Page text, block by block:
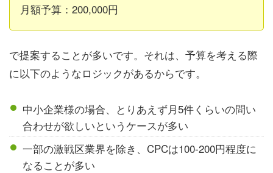
月額予算：200,000円
で提案することが多いです。それは、予算を考える際
に以下のようなロジックがあるからです。
中小企業様の場合、とりあえず月5件くらいの問い
合わせが欲しいというケースが多い
一部の激戦区業界を除き、CPCは100-200円程度に
なることが多い